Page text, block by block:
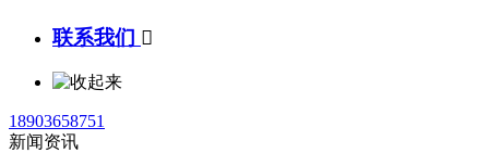
联系我们 
18903658751
新闻资讯